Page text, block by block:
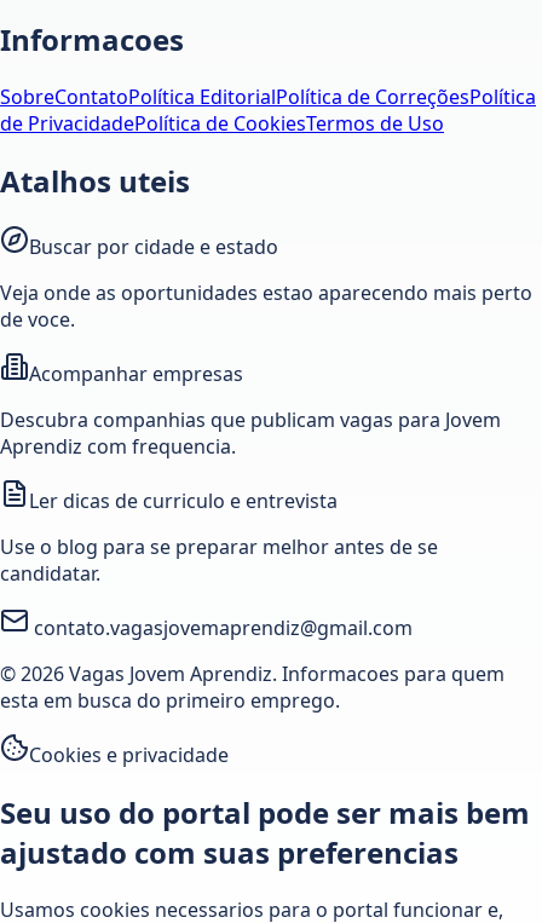
Informacoes
SobreContatoPolítica EditorialPolítica de CorreçõesPolítica
de PrivacidadePolítica de CookiesTermos de Uso
Atalhos uteis
Buscar por cidade e estado
Veja onde as oportunidades estao aparecendo mais perto
de voce.
Acompanhar empresas
Descubra companhias que publicam vagas para Jovem
Aprendiz com frequencia.
Ler dicas de curriculo e entrevista
Use o blog para se preparar melhor antes de se
candidatar.
contato.vagasjovemaprendiz@gmail.com
© 2026 Vagas Jovem Aprendiz. Informacoes para quem
esta em busca do primeiro emprego.
Cookies e privacidade
Seu uso do portal pode ser mais bem
ajustado com suas preferencias
Usamos cookies necessarios para o portal funcionar e,